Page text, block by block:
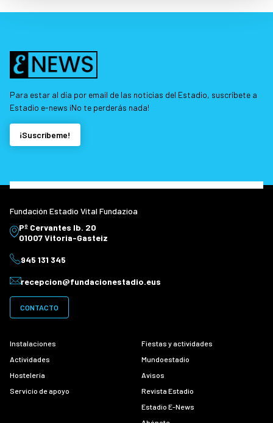
Para estar al día por email de las noticias del Estadio, suscríbete a
Estadio e-news ¡No te perderás nada!
¡Suscríbeme!
Fundación Estadio Vital Fundazioa
Pº Cervantes Ib. 20
01007 Vitoria-Gasteiz
945 131 345
recepcion@fundacionestadio.eus
CONTACTO
Instalaciones
Actividades
Hostelería
Servicio de apoyo
Fiestas y actividades
Mundoestadio
Avisos
Revista Estadio
Estadio E-News